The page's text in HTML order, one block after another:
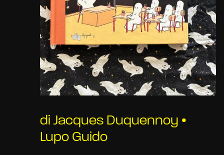
di Jacques Duquennoy •
Lupo Guido